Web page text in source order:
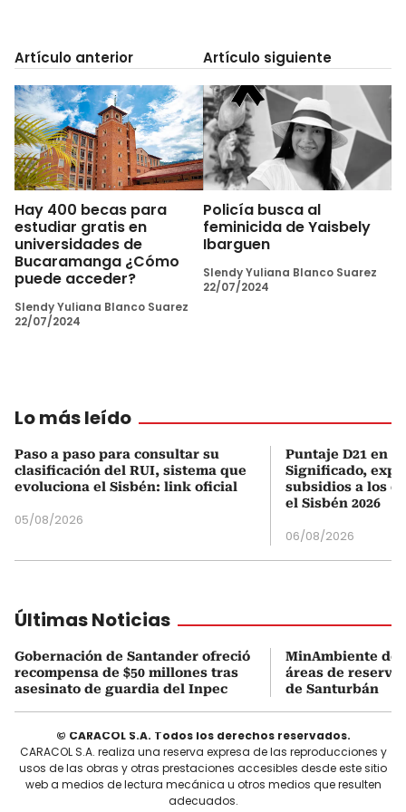
Artículo anterior
Hay 400 becas para
estudiar gratis en
universidades de
Bucaramanga ¿Cómo
puede acceder?
Slendy Yuliana Blanco Suarez
22/07/2024
Artículo siguiente
Policía busca al
feminicida de Yaisbely
Ibarguen
Slendy Yuliana Blanco Suarez
22/07/2024
Lo más leído
Paso a paso para consultar su
clasificación del RUI, sistema que
evoluciona el Sisbén: link oficial
05/08/2026
Puntaje D21 en
Significado,
subsidios a los
el Sisbén 2026
06/08/2026
Últimas Noticias
Gobernación de Santander ofreció
recompensa de $50 millones tras
asesinato de guardia del Inpec
MinAmbiente
áreas de reserva
de Santurbán
© CARACOL S.A. Todos los derechos reservados.
CARACOL S.A. realiza una reserva expresa de las reproducciones y
usos de las obras y otras prestaciones accesibles desde este sitio
web a medios de lectura mecánica u otros medios que resulten
adecuados.